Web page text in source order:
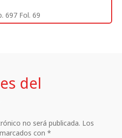
697 Fol. 69
del
no será publicada. Los
con *